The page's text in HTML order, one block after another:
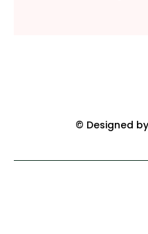
© Designed